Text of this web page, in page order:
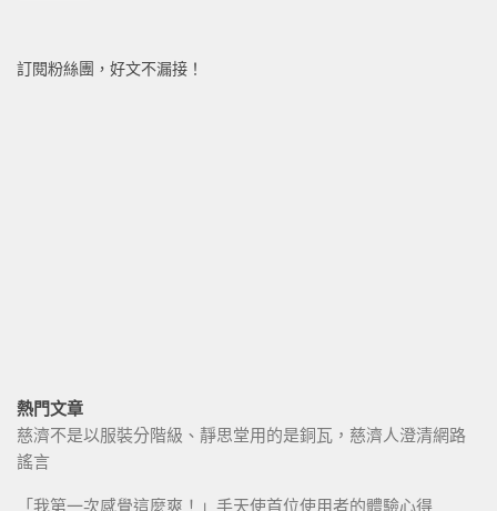
訂閱粉絲團，好文不漏接！
熱門文章
慈濟不是以服裝分階級、靜思堂用的是銅瓦，慈濟人澄清網路
謠言
「我第一次感覺這麼爽！」手天使首位使用者的體驗心得